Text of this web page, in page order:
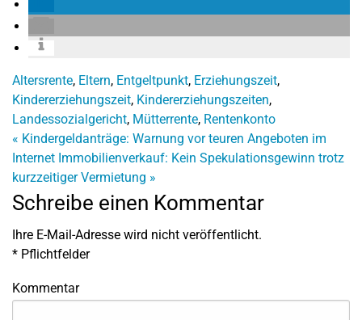
Altersrente, Eltern, Entgeltpunkt, Erziehungszeit,
Kindererziehungszeit, Kindererziehungszeiten,
Landessozialgericht, Mütterrente, Rentenkonto
« Kindergeldanträge: Warnung vor teuren Angeboten im
Internet Immobilienverkauf: Kein Spekulationsgewinn trotz
kurzzeitiger Vermietung »
Schreibe einen Kommentar
Ihre E-Mail-Adresse wird nicht veröffentlicht.
* Pflichtfelder
Kommentar